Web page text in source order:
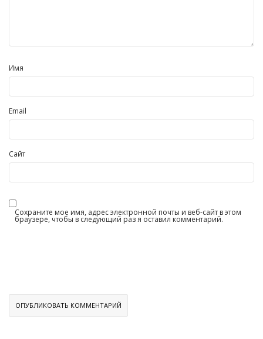
Имя
Email
Сайт
Сохраните мое имя, адрес электронной почты и веб-сайт в этом
браузере, чтобы в следующий раз я оставил комментарий.